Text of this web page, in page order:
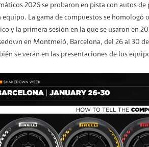
2026 se probaron en pista con autos
equipo. La gama de compuestos se
y la primera sesión en la que se usaron en
en Montmeló, Barcelona, del 26 al 30
se verán en las presentaciones de los